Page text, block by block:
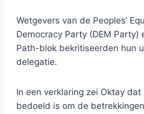
Wetgevers van de Peoples’
Democracy Party (DEM Party)
Path-blok bekritiseerden hun
delegatie.
In een verklaring zei Oktay
bedoeld is om de